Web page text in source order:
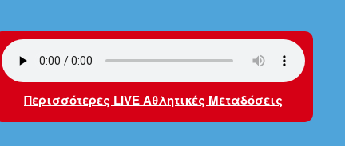
Περισσότερες LIVE Αθλητικές Μεταδόσεις